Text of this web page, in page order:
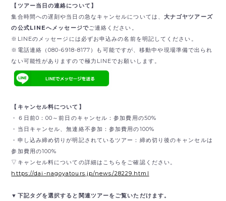
【ツアー当日の連絡について】
集合時間への遅刻や当日の急なキャンセルについては、 大ナゴヤツアーズ
の公式LINEへメッセージでご連絡ください。
※LINEのメッセージには必ずお申込みの名前を明記してください。
※電話連絡（080-6918-8177）も可能ですが、移動中や現場準備で出られ
ない可能性がありますので極力LINEでお願いします。
【キャンセル料について】
・６日前0：00～前日のキャンセル：参加費用の50%
・当日キャンセル、無連絡不参加：参加費用の100%
・申し込み締め切りが明記されているツアー：締め切り後のキャンセルは
参加費用の100%
▽キャンセル料についての詳細はこちらをご確認ください。
https://dai-nagoyatours.jp/news/28229.html
▼下記タグを選択すると関連ツアーをご覧いただけます。